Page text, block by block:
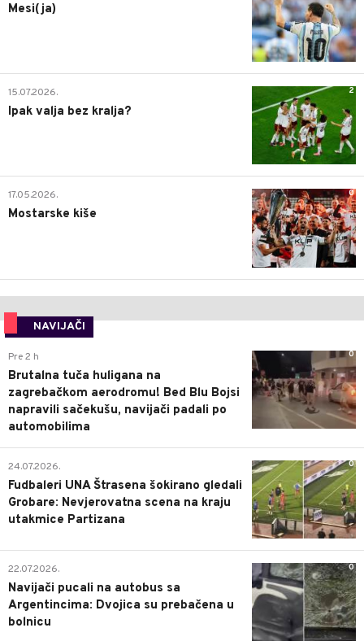
Mesi(ja)
2
15.07.2026.
Ipak valja bez kralja?
0
17.05.2026.
Mostarske kiše
NAVIJAČI
0
Pre 2 h
Brutalna tuča huligana na
zagrebačkom aerodromu! Bed Blu Bojsi
napravili sačekušu, navijači padali po
automobilima
0
24.07.2026.
Fudbaleri UNA Štrasena šokirano gledali
Grobare: Nevjerovatna scena na kraju
utakmice Partizana
0
22.07.2026.
Navijači pucali na autobus sa
Argentincima: Dvojica su prebačena u
bolnicu